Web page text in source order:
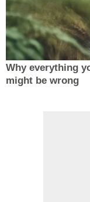
Why everything
might be wrong